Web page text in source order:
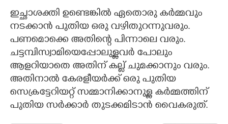
ഇച്ഛാശക്തി ഉണ്ടെങ്കിൽ ഏതൊരു കർമ്മവും
നടക്കാൻ പുതിയ ഒരു വഴിതുറന്നുവരും.
പണമൊക്കെ അതിന്റെ പിന്നാലെ വരും.
ചട്ടമ്പിസ്വാമിയെപ്പോലുള്ളവർ പോലും
ആളറിയാതെ അതിന് കല്ല് ചുമക്കാനും വരും.
അതിനാൽ കേരളീയർക്ക് ഒരു പുതിയ
സെക്രട്ടേറിയറ്റ് സമ്മാനിക്കാനുള്ള കർമ്മത്തിന്
പുതിയ സർക്കാർ തുടക്കമിടാൻ വൈകരുത്.